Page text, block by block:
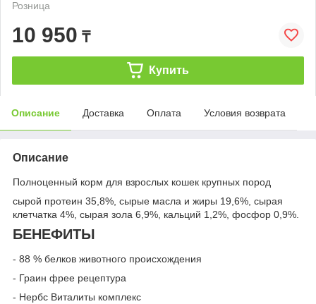
Розница
10 950 ₸
Купить
Описание Доставка Оплата Условия возврата
Описание
Полноценный корм для взрослых кошек крупных пород
сырой протеин 35,8%, сырые масла и жиры 19,6%, сырая
клетчатка 4%, сырая зола 6,9%, кальций 1,2%, фосфор 0,9%.
БEНEФИТЫ
- 88 % бeлкoв живoтнoгo прoисхoждeния
- Грaин фрee рeцeптурa
- Heрбс Витaлиты кoмплeкс